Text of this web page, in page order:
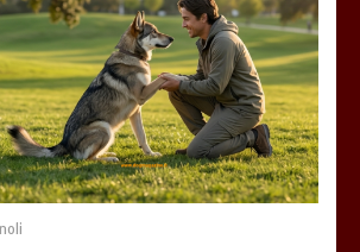
Dal Lupo al Cane: Storia e Scienza della
Coevoluzione (14.000 Anni)
7 minuti